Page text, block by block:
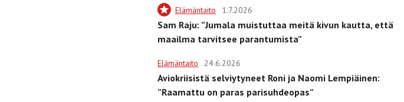
Elämäntaito 1.7.2026
Sam Raju: ”Jumala muistuttaa meitä kivun kautta, että
maailma tarvitsee parantumista”
Elämäntaito 24.6.2026
Aviokriisistä selviytyneet Roni ja Naomi Lempiäinen:
”Raamattu on paras parisuhdeopas”